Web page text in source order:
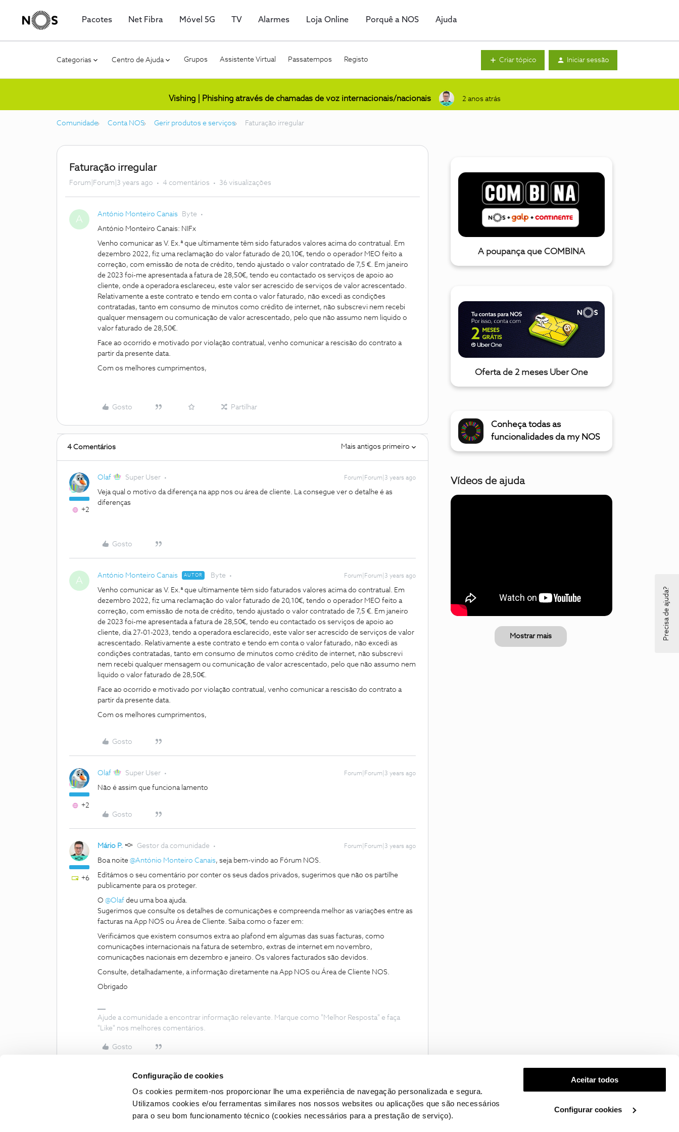
Configuração de cookies
Os cookies permitem-nos proporcionar lhe uma experiência de navegação personalizada e segura.
Utilizamos cookies e/ou ferramentas similares nos nossos websites ou aplicações que são necessários
para o seu bom funcionamento técnico (cookies necessários para a prestação de serviço).
Aceitar todos
Configurar cookies
Pacotes Net Fibra Móvel 5G TV Alarmes Loja Online Porquê a NOS Ajuda
Categorias Centro de Ajuda Grupos Assistente Virtual Passatempos Registo Criar tópico Iniciar sessão
Vishing | Phishing através de chamadas de voz internacionais/nacionais 2 anos atrás
Comunidade Conta NOS Gerir produtos e serviços Faturação irregular
Faturação irregular
Forum|Forum|3 years ago 4 comentários 36 visualizações
A António Monteiro Canais Byte
António Monteiro Canais: NIFx
Venho comunicar as V. Ex.ª que ultimamente têm sido faturados valores acima do contratual. Em
dezembro 2022, fiz uma reclamação do valor faturado de 20,10€, tendo o operador MEO feito a
correção, com emissão de nota de crédito, tendo ajustado o valor contratado de 7,5 €. Em janeiro
de 2023 foi-me apresentada a fatura de 28,50€, tendo eu contactado os serviços de apoio ao
cliente, onde a operadora esclareceu, este valor ser acrescido de serviços de valor acrescentado.
Relativamente a este contrato e tendo em conta o valor faturado, não excedi as condições
contratadas, tanto em consumo de minutos como crédito de internet, não subscrevi nem recebi
qualquer mensagem ou comunicação de valor acrescentado, pelo que não assumo nem liquido o
valor faturado de 28,50€.
Face ao ocorrido e motivado por violação contratual, venho comunicar a rescisão do contrato a
partir da presente data.
Com os melhores cumprimentos,
Gosto Partilhar
4 Comentários Mais antigos primeiro
+2
Olaf Super User Forum|Forum|3 years ago
Veja qual o motivo da diferença na app nos ou área de cliente. La consegue ver o detalhe é as
diferenças
Gosto
A António Monteiro Canais AUTOR Byte Forum|Forum|3 years ago
Venho comunicar as V. Ex.ª que ultimamente têm sido faturados valores acima do contratual. Em
dezembro 2022, fiz uma reclamação do valor faturado de 20,10€, tendo o operador MEO feito a
correção, com emissão de nota de crédito, tendo ajustado o valor contratado de 7,5 €. Em janeiro
de 2023 foi-me apresentada a fatura de 28,50€, tendo eu contactado os serviços de apoio ao
cliente, dia 27-01-2023, tendo a operadora esclarecido, este valor ser acrescido de serviços de valor
acrescentado. Relativamente a este contrato e tendo em conta o valor faturado, não excedi as
condições contratadas, tanto em consumo de minutos como crédito de internet, não subscrevi
nem recebi qualquer mensagem ou comunicação de valor acrescentado, pelo que não assumo nem
liquido o valor faturado de 28,50€.
Face ao ocorrido e motivado por violação contratual, venho comunicar a rescisão do contrato a
partir da presente data.
Com os melhores cumprimentos,
Gosto
+2
Olaf Super User Forum|Forum|3 years ago
Não é assim que funciona lamento
Gosto
+6
Mário P. Gestor da comunidade Forum|Forum|3 years ago
Boa noite @António Monteiro Canais, seja bem-vindo ao Fórum NOS.
Editámos o seu comentário por conter os seus dados privados, sugerimos que não os partilhe
publicamente para os proteger.
O @Olaf deu uma boa ajuda.
Sugerimos que consulte os detalhes de comunicações e compreenda melhor as variações entre as
facturas na App NOS ou Área de Cliente. Saiba como o fazer em:
Verificámos que existem consumos extra ao plafond em algumas das suas facturas, como
comunicações internacionais na fatura de setembro, extras de internet em novembro,
comunicações nacionais em dezembro e janeiro. Os valores facturados são devidos.
Consulte, detalhadamente, a informação diretamente na App NOS ou Área de Cliente NOS.
Obrigado
Ajude a comunidade a encontrar informação relevante. Marque como "Melhor Resposta" e faça
"Like" nos melhores comentários.
Gosto
A poupança que COMBINA
Oferta de 2 meses Uber One
Conheça todas as
funcionalidades da my NOS
Vídeos de ajuda
Mostrar mais Precisa de ajuda?